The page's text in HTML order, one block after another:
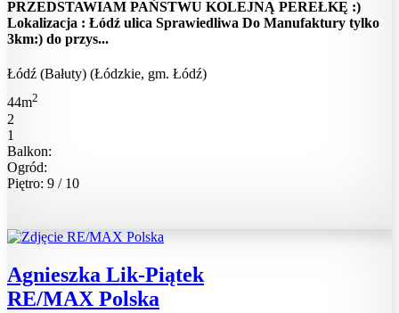
PRZEDSTAWIAM PAŃSTWU KOLEJNĄ PEREŁKĘ :)
Lokalizacja : Łódź ulica Sprawiedliwa Do Manufaktury tylko
3km:) do przys...
Łódź (Bałuty) (Łódzkie, gm. Łódź)
44m2
2
1
Balkon:
Ogród:
Piętro: 9 / 10
Agnieszka Lik-Piątek
RE/MAX Polska